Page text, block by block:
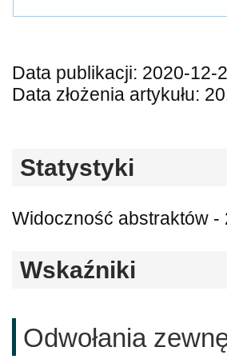
Data publikacji: 2020-12-
Data złożenia artykułu:
Statystyki
Widoczność abstraktów -
Wskaźniki
Odwołania